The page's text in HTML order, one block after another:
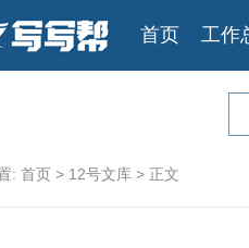
首页 工作
: 首页 > 12号文库 > 正文